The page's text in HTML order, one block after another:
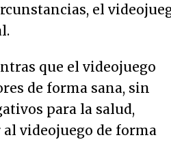
el
que el videojuego
de forma sana, sin
para la salud,
videojuego de forma